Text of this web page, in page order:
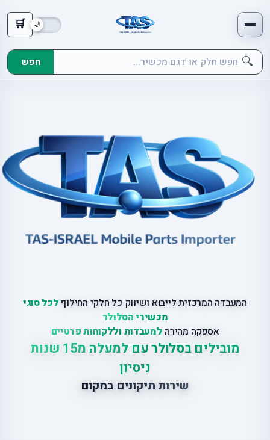
🛒
🔍 חפש
המעבדה המרכזית לייבוא ושיווק כל חלקי החילוףלכל סוגי
מכשירי הסלולר
אספקה מהירה למעבדות וללקוחות פרטיים
מובילים בסלולר עם למעלה מ15 שנות
ניסיון
שירות תיקונים במקום